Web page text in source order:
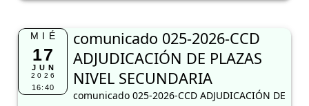
MIÉ
17
JUN
2026
16:40
comunicado 025-2026-CCD
ADJUDICACIÓN DE PLAZAS
NIVEL SECUNDARIA
comunicado 025-2026-CCD ADJUDICACIÓN DE